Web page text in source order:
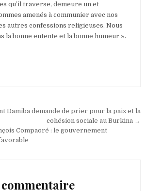
qu’il traverse, demeure un et
amenés à communier avec nos
autres confessions religieuses. Nous
la bonne entente et la bonne humeur ».
Damiba demande de prier pour la paix et la
cohésion sociale au Burkina →
Compaoré : le gouvernement